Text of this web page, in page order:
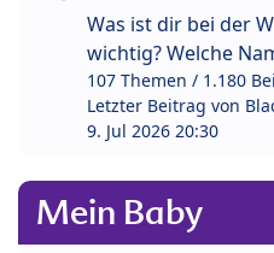
Was ist dir bei der
wichtig? Welche
107 Themen / 1.180
Letzter Beitrag von
9. Jul 2026 20:30
Mein Baby